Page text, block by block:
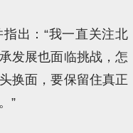
出：“我一直关注北
发展也面临挑战，怎
换面，要保留住真正
”